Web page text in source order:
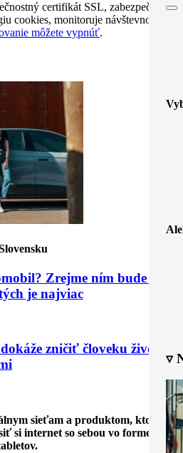
▿
certifikát SSL, zabezpečené
cookies, monitoruje návštevnosť a
môžete vypnúť.
Zrejme ním bude VW,
je najviac
zničiť človeku život
sieťam a produktom, ktoré
si internet so sebou vo forme